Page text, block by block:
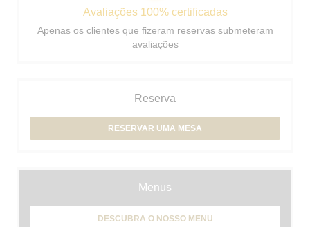
Avaliações 100% certificadas
Apenas os clientes que fizeram reservas submeteram
avaliações
Reserva
RESERVAR UMA MESA
Menus
DESCUBRA O NOSSO MENU